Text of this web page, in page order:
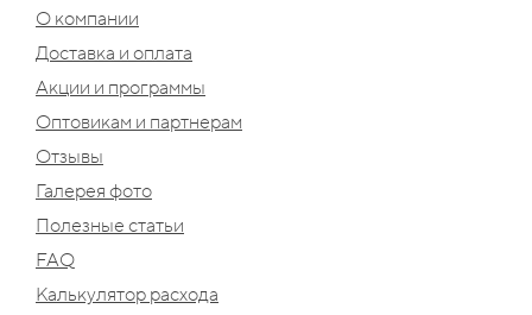
О компании
Доставка и оплата
Акции и программы
Оптовикам и партнерам
Отзывы
Галерея фото
Полезные статьи
FAQ
Калькулятор расхода